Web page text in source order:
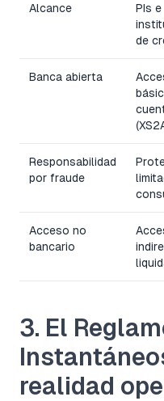
Alcance
PIs e
de
Banca abierta
Responsabilidad
por fraude
Acceso no
bancario
3. El
realidad